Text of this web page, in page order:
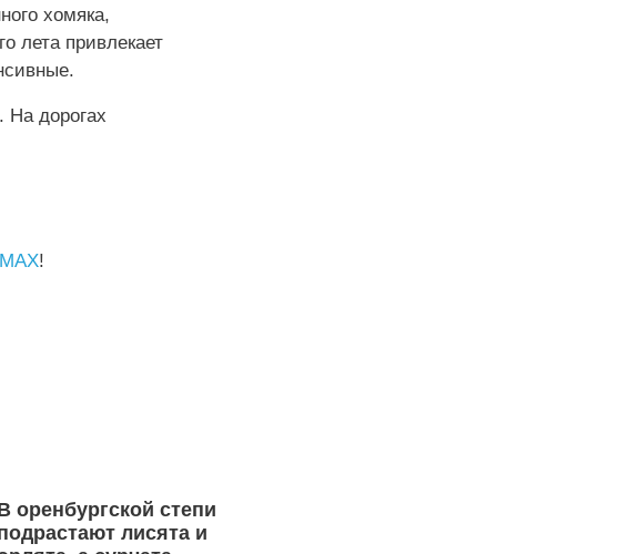
хомяка,
лета привлекает
На дорогах
!
оренбургской степи
лисята и